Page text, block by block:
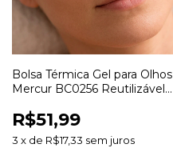
Bolsa Térmica Gel para Olhos
Mercur BC0256 Reutilizável
R$51,99
3 x de R$17,33 sem juros